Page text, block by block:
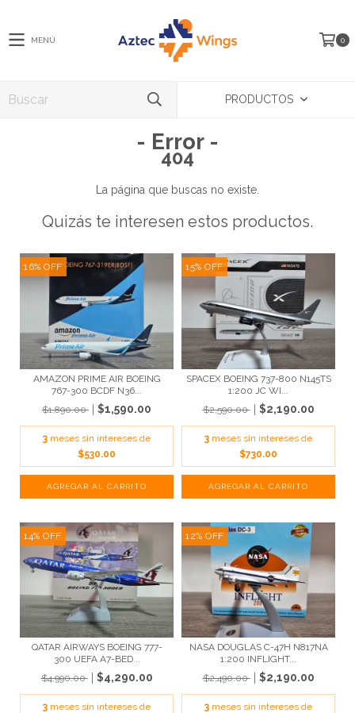
MENÚ 0
PRODUCTOS
- Error -
404
La página que buscas no existe.
Quizás te interesen estos productos.
16% OFF
AMAZON PRIME AIR BOEING
767-300 BCDF N36...
$1,890.00
$1,590.00
3 meses sin intereses de
$530.00
15% OFF
SPACEX BOEING 737-800 N145TS
1:200 JC WI...
$2,590.00
$2,190.00
3 meses sin intereses de
$730.00
14% OFF
QATAR AIRWAYS BOEING 777-
300 UEFA A7-BED...
$4,990.00
$4,290.00
3 meses sin intereses de
12% OFF
NASA DOUGLAS C-47H N817NA
1:200 INFLIGHT...
$2,490.00
$2,190.00
3 meses sin intereses de